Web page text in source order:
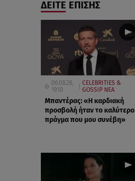
ΔΕΙΤΕ ΕΠΙΣΗΣ
06.08.26,
19:10
CELEBRITIES &
GOSSIP ΝΕΑ
Μπαντέρας: «Η καρδιακή
προσβολή ήταν το καλύτερο
πράγμα που μου συνέβη»